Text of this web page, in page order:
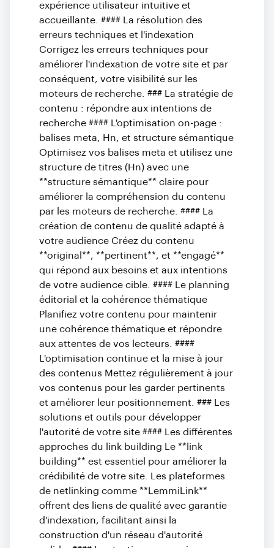
expérience utilisateur intuitive et
accueillante. #### La résolution des
erreurs techniques et l'indexation
Corrigez les erreurs techniques pour
améliorer l'indexation de votre site et par
conséquent, votre visibilité sur les
moteurs de recherche. ### La stratégie de
contenu : répondre aux intentions de
recherche #### L'optimisation on-page :
balises meta, Hn, et structure sémantique
Optimisez vos balises meta et utilisez une
structure de titres (Hn) avec une
**structure sémantique** claire pour
améliorer la compréhension du contenu
par les moteurs de recherche. #### La
création de contenu de qualité adapté à
votre audience Créez du contenu
**original**, **pertinent**, et **engagé**
qui répond aux besoins et aux intentions
de votre audience cible. #### Le planning
éditorial et la cohérence thématique
Planifiez votre contenu pour maintenir
une cohérence thématique et répondre
aux attentes de vos lecteurs. ####
L'optimisation continue et la mise à jour
des contenus Mettez régulièrement à jour
vos contenus pour les garder pertinents
et améliorer leur positionnement. ### Les
solutions et outils pour développer
l'autorité de votre site #### Les différentes
approches du link building Le **link
building** est essentiel pour améliorer la
crédibilité de votre site. Les plateformes
de netlinking comme **LemmiLink**
offrent des liens de qualité avec garantie
d'indexation, facilitant ainsi la
construction d'un réseau d'autorité